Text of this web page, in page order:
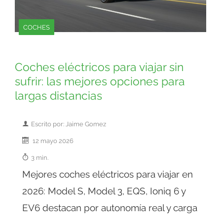
COCHES
Coches eléctricos para viajar sin
sufrir: las mejores opciones para
largas distancias
Escrito por: Jaime Gomez
12 mayo 2026
3 min.
Mejores coches eléctricos para viajar en
2026: Model S, Model 3, EQS, Ioniq 6 y
EV6 destacan por autonomía real y carga